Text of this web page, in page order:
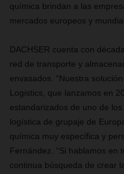
química brindan a las
mercados europeos y
DACHSER cuenta con
red de transporte y
envasados. “Nuestra
Logistics, que lanzamos en
estandarizados de uno de
logística de grupaje de
química muy específica y
Fernández. “Si hablamos
continua búsqueda de crear